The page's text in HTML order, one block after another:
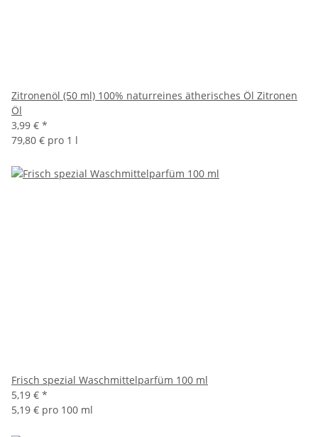
Zitronenöl (50 ml) 100% naturreines ätherisches Öl Zitronen
Öl
3,99 € *
79,80 € pro 1 l
Frisch spezial Waschmittelparfüm 100 ml
5,19 € *
5,19 € pro 100 ml